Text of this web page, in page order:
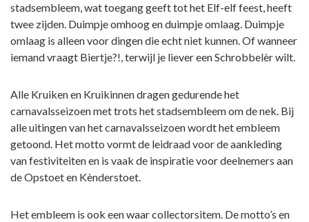
stadsembleem, wat toegang geeft tot het Elf-elf feest, heeft
twee zijden. Duimpje omhoog en duimpje omlaag. Duimpje
omlaag is alleen voor dingen die echt niet kunnen. Of wanneer
iemand vraagt Biertje?!, terwijl je liever een Schrobbelèr wilt.
Alle Kruiken en Kruikinnen dragen gedurende het
carnavalsseizoen met trots het stadsembleem om de nek. Bij
alle uitingen van het carnavalsseizoen wordt het embleem
getoond. Het motto vormt de leidraad voor de aankleding
van festiviteiten en is vaak de inspiratie voor deelnemers aan
de Opstoet en Kènderstoet.
Het embleem is ook een waar collectorsitem. De motto’s en